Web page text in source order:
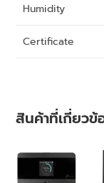
Humidity
Certificate
สินค้าที่เกี่ยวข้